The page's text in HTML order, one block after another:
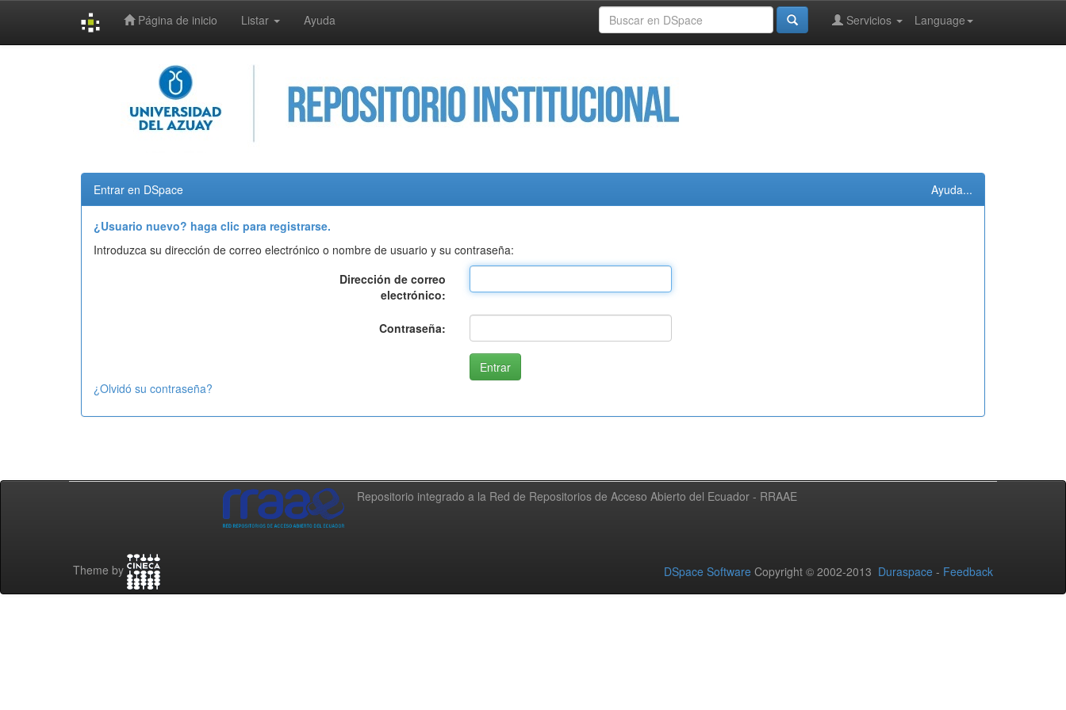
Página de inicio Listar Ayuda Language
Servicios
Entrar en DSpace Ayuda...
¿Usuario nuevo? haga clic para registrarse.
Introduzca su dirección de correo electrónico o nombre de usuario y su contraseña:
Dirección de correo
electrónico:
Contraseña:
¿Olvidó su contraseña?
Repositorio integrado a la Red de Repositorios de Acceso Abierto del Ecuador - RRAAE
Theme by DSpace Software Copyright © 2002-2013 Duraspace - Feedback